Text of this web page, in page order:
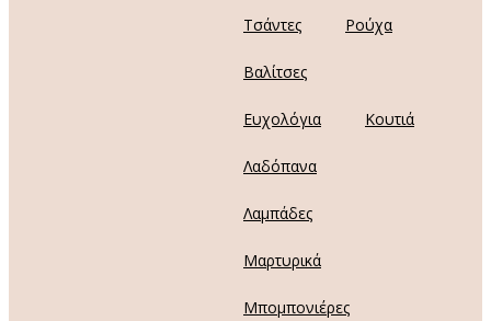
Τσάντες Ρούχα
Βαλίτσες
Ευχολόγια Κουτιά
Λαδόπανα
Λαμπάδες
Μαρτυρικά
Μπομπονιέρες